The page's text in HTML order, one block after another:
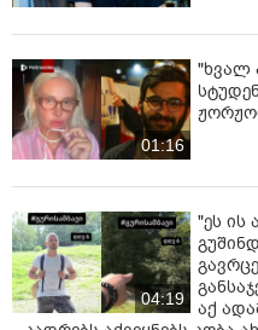
01:16
"ხვალ
04:19
"ეს ის
აქ